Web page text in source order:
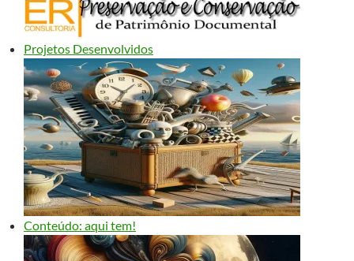
Projetos Desenvolvidos
Conteúdo: aqui tem!